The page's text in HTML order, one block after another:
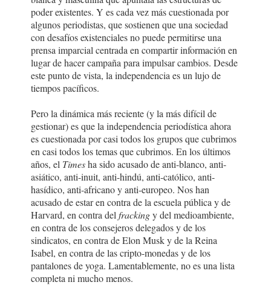
poder existentes. Y es cada vez más cuestionada por
algunos periodistas, que sostienen que una sociedad
con desafíos existenciales no puede permitirse una
prensa imparcial centrada en compartir información en
lugar de hacer campaña para impulsar cambios. Desde
este punto de vista, la independencia es un lujo de
tiempos pacíficos.
Pero la dinámica más reciente (y la más difícil de
gestionar) es que la independencia periodística ahora
es cuestionada por casi todos los grupos que cubrimos
en casi todos los temas que cubrimos. En los últimos
años, el Timesha sido acusado de anti-blanco, anti-
asiático, anti-inuit, anti-hindú, anti-católico, anti-
hasídico, anti-africano y anti-europeo. Nos han
acusado de estar en contra de la escuela pública y de
Harvard, en contra del frackingy del medioambiente,
en contra de los consejeros delegados y de los
sindicatos, en contra de Elon Musk y de la Reina
Isabel, en contra de las cripto-monedas y de los
pantalones de yoga. Lamentablemente, no es una lista
completa ni mucho menos.